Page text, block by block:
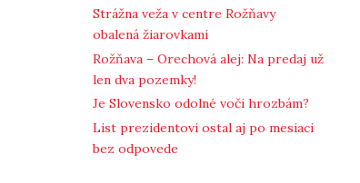
Strážna veža v centre Rožňavy
obalená žiarovkami
Rožňava – Orechová alej: Na predaj už
len dva pozemky!
Je Slovensko odolné voči hrozbám?
List prezidentovi ostal aj po mesiaci
bez odpovede